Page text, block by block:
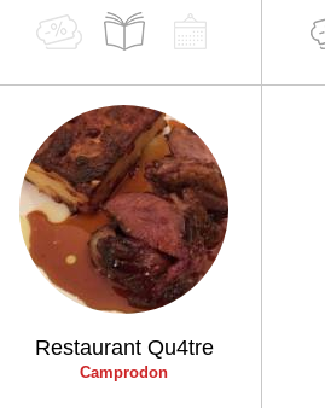
Restaurant Qu4tre
Camprodon